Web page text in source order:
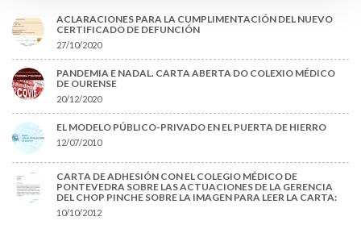
ACLARACIONES PARA LA CUMPLIMENTACIÓN DEL NUEVO
CERTIFICADO DE DEFUNCIÓN
27/10/2020
PANDEMIA E NADAL. CARTA ABERTA DO COLEXIO MÉDICO
DE OURENSE
20/12/2020
EL MODELO PÚBLICO-PRIVADO EN EL PUERTA DE HIERRO
12/07/2010
CARTA DE ADHESIÓN CON EL COLEGIO MÉDICO DE
PONTEVEDRA SOBRE LAS ACTUACIONES DE LA GERENCIA
DEL CHOP PINCHE SOBRE LA IMAGEN PARA LEER LA CARTA:
10/10/2012